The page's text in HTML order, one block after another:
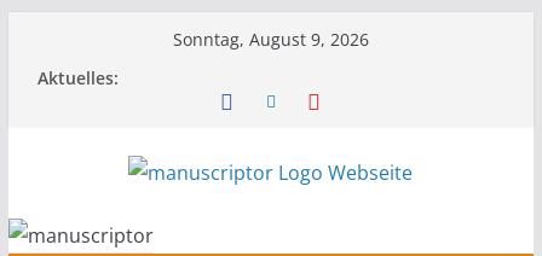
Sonntag, August 9, 2026
Aktuelles: